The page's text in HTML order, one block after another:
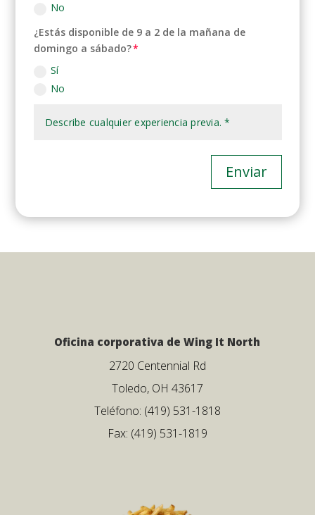
No
¿Estás disponible de 9 a 2 de la mañana de
domingo a sábado?
Sí
No
Enviar
Oficina corporativa de Wing It North
2720 Centennial Rd
Toledo, OH 43617
Teléfono: (419) 531-1818
Fax: (419) 531-1819